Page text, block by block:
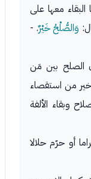
معها على
وَالصُّلْحُ خَيْرٌ. -
الصلح بين مَن
خير من استقصاء
وبقاء الألفة
أو حرّم حلالا